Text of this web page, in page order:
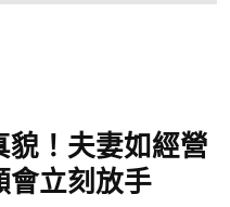
！夫妻如經營
立刻放手